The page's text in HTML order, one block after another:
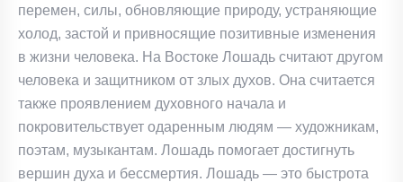
перемен, силы, обновляющие природу, устраняющие
холод, застой и привносящие позитивные изменения
в жизни человека. На Востоке Лошадь считают другом
человека и защитником от злых духов. Она считается
также проявлением духовного начала и
покровительствует одаренным людям — художникам,
поэтам, музыкантам. Лошадь помогает достигнуть
вершин духа и бессмертия. Лошадь — это быстрота